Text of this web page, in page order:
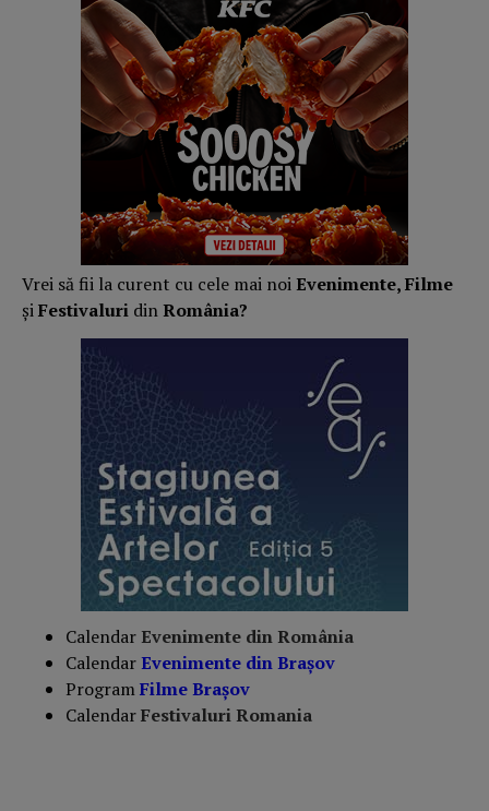
Vrei să fii la curent cu cele mai noiEvenimente, Filme
șiFestivaluri dinRomânia?
Calendar Evenimente din România
CalendarEvenimente din Braşov
ProgramFilme Brașov
CalendarFestivaluri Romania